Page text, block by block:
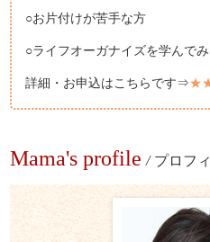
○お片付けが苦手な方
○ライフオーガナイズを学んで
詳細・お申込はこちらです⇒
Mama's profile / プロフ